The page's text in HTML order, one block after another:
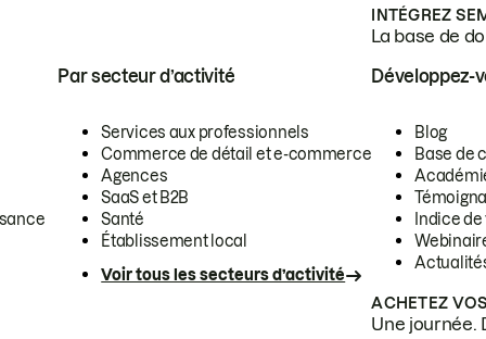
INTÉGREZ
La base de
Par secteur d’activité
Services aux professionnels
Commerce de détail et e-commerce
Agences
SaaS et B2B
Santé
Établissement local
Voir tous les secteurs d’activité
Développez-
Blog
Base de
Indice
ACHETEZ
Une journée.